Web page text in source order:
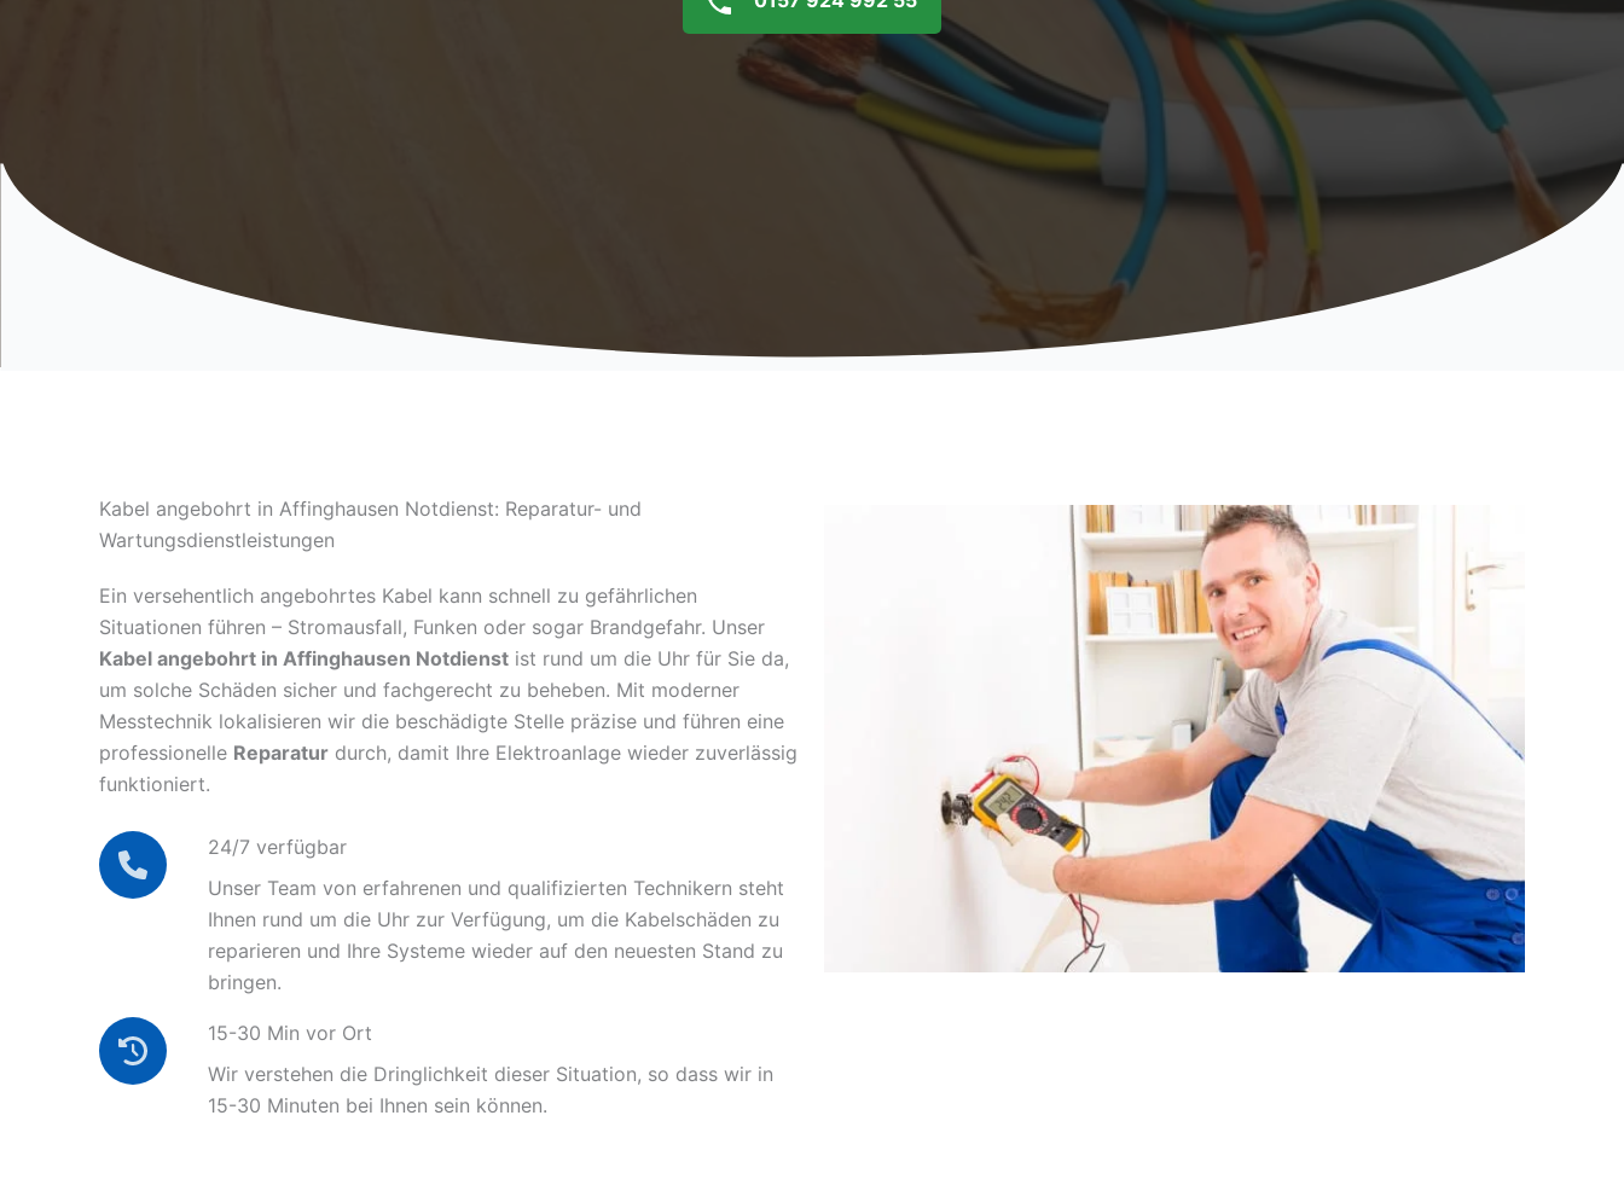
Kabel angebohrt in Affinghausen Notdienst: Reparatur- und
Wartungsdienstleistungen
Ein versehentlich angebohrtes Kabel kann schnell zu gefährlichen
Situationen führen – Stromausfall, Funken oder sogar Brandgefahr. Unser
Kabel angebohrt in Affinghausen Notdienst ist rund um die Uhr für Sie da,
um solche Schäden sicher und fachgerecht zu beheben. Mit moderner
Messtechnik lokalisieren wir die beschädigte Stelle präzise und führen eine
professionelle Reparatur durch, damit Ihre Elektroanlage wieder zuverlässig
funktioniert.
24/7 verfügbar
Unser Team von erfahrenen und qualifizierten Technikern steht
Ihnen rund um die Uhr zur Verfügung, um die Kabelschäden zu
reparieren und Ihre Systeme wieder auf den neuesten Stand zu
bringen.
15-30 Min vor Ort
Wir verstehen die Dringlichkeit dieser Situation, so dass wir in
15-30 Minuten bei Ihnen sein können.